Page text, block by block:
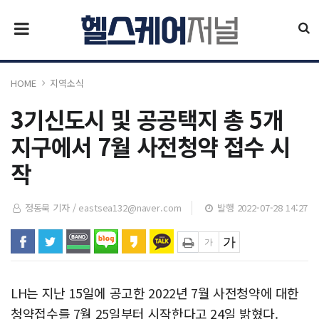
HOME 지역소식
3기신도시 및 공공택지 총 5개
지구에서 7월 사전청약 접수 시
작
정동묵 기자 / eastsea132@naver.com 발행 2022-07-28 14:27
LH는 지난 15일에 공고한 2022년 7월 사전청약에 대한
청약접수를 7월 25일부터 시작한다고 24일 밝혔다.